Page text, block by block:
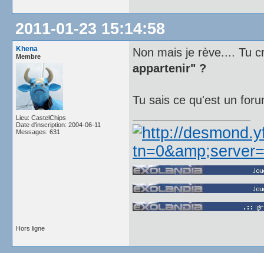
2011-01-23 15:14:58
Khena
Membre
Lieu: CastelChips
Date d'inscription: 2004-06-11
Messages: 631
Non mais je rève.... Tu
appartenir" ?
Tu sais ce qu'est un
Hors ligne